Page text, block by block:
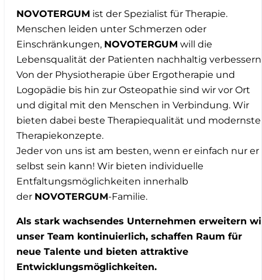
NOVOTERGUM ist der Spezialist für Therapie.
Menschen leiden unter Schmerzen oder
Einschränkungen, NOVOTERGUM will die
Lebensqualität der Patienten nachhaltig
Von der Physiotherapie über Ergotherapie und
Logopädie bis hin zur Osteopathie sind wir vor Ort
und digital mit den Menschen in Verbindung. Wir
bieten dabei beste Therapiequalität und modernste
Therapiekonzepte.
Jeder von uns ist am besten, wenn er einfach nur er
selbst sein kann! Wir bieten individuelle
Entfaltungsmöglichkeiten innerhalb
der NOVOTERGUM-Familie.
Als stark wachsendes Unternehmen erweitern
unser Team kontinuierlich, schaffen Raum für
neue Talente und bieten attraktive
Entwicklungsmöglichkeiten.